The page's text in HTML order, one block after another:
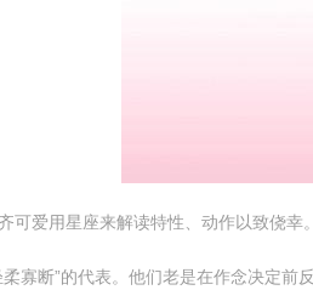
可爱用星座来解读特性、动作以致侥
寡断”的代表。他们老是在作念决定